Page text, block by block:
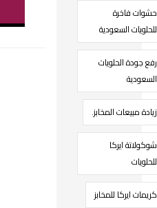
حشوات فاخرة
للحلويات السعودية
رفع جودة الحلويات
السعودية
زيادة مبيعات المخابز.
شوكولاتة ايركا
للحلويات
كريمات ايركا للمخابز